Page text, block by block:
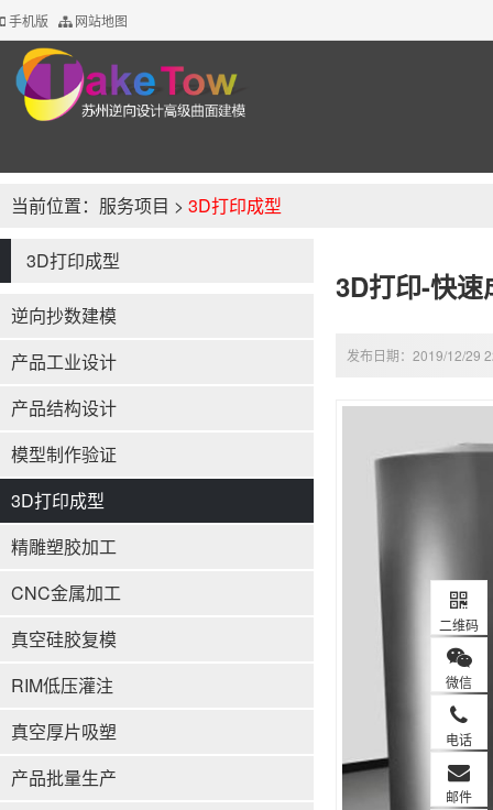
手机版 网站地图
当前位置： 服务项目 > 3D打印成型
3D打印成型
逆向抄数建模
产品工业设计
产品结构设计
模型制作验证
3D打印成型
精雕塑胶加工
CNC金属加工
真空硅胶复模
RIM低压灌注
真空厚片吸塑
产品批量生产
3D打印-快
发布日期：2019/12/29
二维码
微信
电话
邮件